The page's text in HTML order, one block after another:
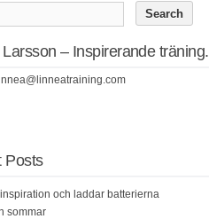
– Inspirerande träning.
Posts
och laddar batterierna
sommar